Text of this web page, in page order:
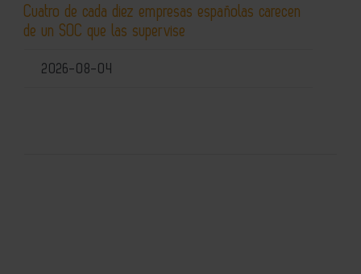
Cuatro de cada diez empresas españolas carecen
de un SOC que las supervise
2026-08-04